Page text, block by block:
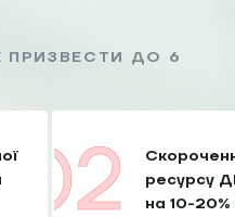
ДО 6
ресурсу
на 10-20%